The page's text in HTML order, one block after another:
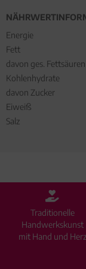
Energie
Fett
davon ges. Fettsäuren
Kohlenhydrate
davon Zucker
Eiweiß
Salz
Traditionelle
Handwerkskunst
mit Hand und Herz